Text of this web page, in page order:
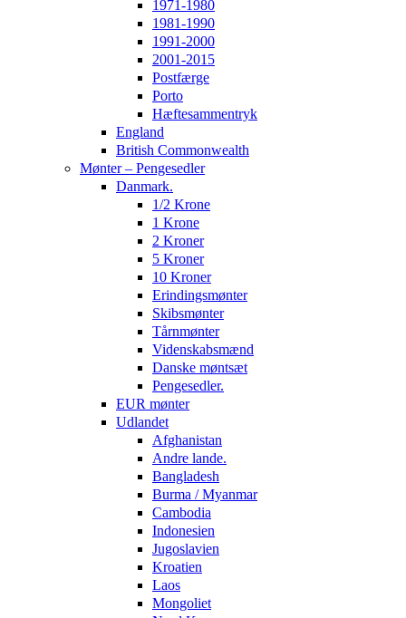
1971-1980
1981-1990
1991-2000
2001-2015
Postfærge
Porto
Hæftesammentryk
England
British Commonwealth
Mønter – Pengesedler
Danmark.
1/2 Krone
1 Krone
2 Kroner
5 Kroner
10 Kroner
Erindingsmønter
Skibsmønter
Tårnmønter
Videnskabsmænd
Danske møntsæt
Pengesedler.
EUR mønter
Udlandet
Afghanistan
Andre lande.
Bangladesh
Burma / Myanmar
Cambodia
Indonesien
Jugoslavien
Kroatien
Laos
Mongoliet